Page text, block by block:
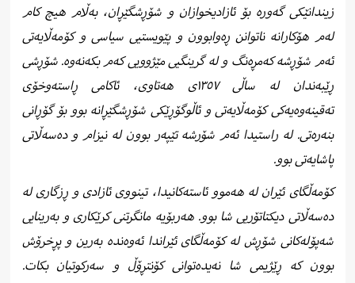
زیندانێکی گەورە بۆ ئازادیخوازان و شۆڕشگێڕان، بەڵام هیچ کام
لەم هۆکارانە ناتوانن ڕەوابوون و پێویستیی سیاسی و کۆمەڵایەتی
ئەم شۆڕشە کەمڕەنگ و لە گرینگیی مێژوویی کەم بکەنەوە. شۆڕشی
ڕێبەندان لە ساڵی ١٣٥٧ی هەتاوی، ئاکامی ڕاستەوخۆی
تەقینەوەیەکی کۆمەڵایەتی و ئاڵوگۆڕێکی شۆڕشگێڕانە بوو بۆ گۆڕانی
بنەرەتی. لە راستیدا ئەم شۆرشە تێپەر بوون لە نیزام و دەسەڵاتی
پاشایەتی بوو.
کۆمەڵگای ئێران لە هەموو ئاستەکانیدا، تینووی ئازادی و ڕزگاری لە
دەسەڵاتی دیکتاتۆریی شا بوو. هەربۆیە مانگرتنی کرێکاری و بەرینایی
شەپۆلەکانی شۆڕش لە کۆمەڵگای ئێراندا ئەوەندە بەرین و پڕخرۆش
بوون کە ڕێژیمی شا نەیدەتوانی کۆنتڕۆڵ و سەرکوتیان بکات.